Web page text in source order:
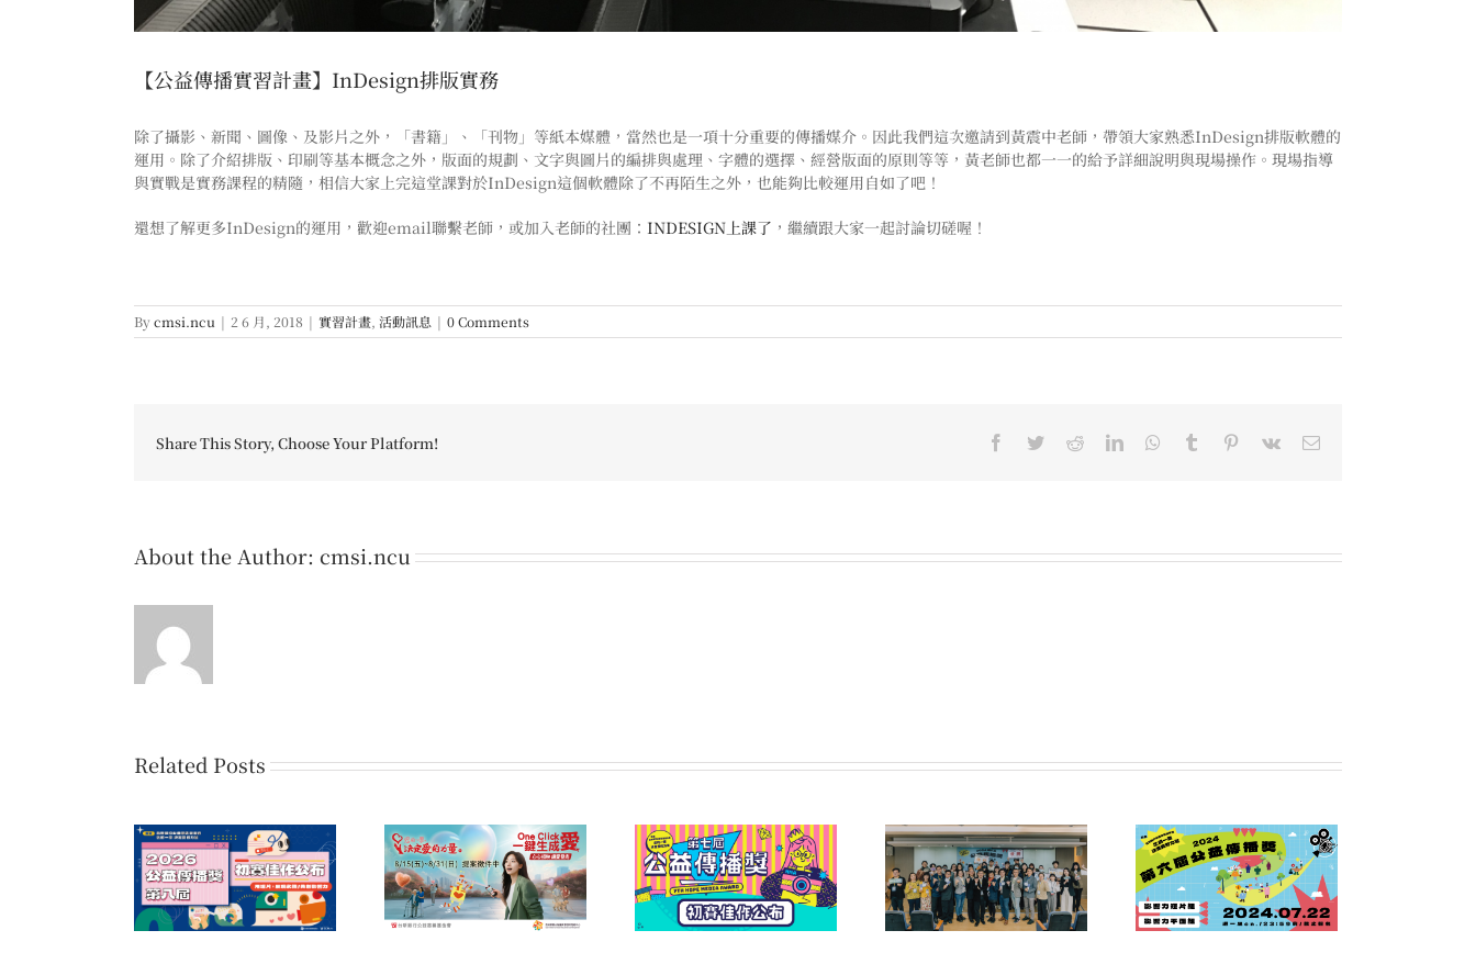
【公益傳播實習計畫】InDesign排版實務
除了攝影、新聞、圖像、及影片之外，「書籍」、「刊物」等紙本媒體，當然也是一項十分重要的傳播媒介。因此我們這次邀請到黃震中老師，帶領大家熟悉InDesign排版軟體的
運用。除了介紹排版、印刷等基本概念之外，版面的規劃、文字與圖片的編排與處理、字體的選擇、經營版面的原則等等，黃老師也都一一的給予詳細說明與現場操作。現場指導
與實戰是實務課程的精隨，相信大家上完這堂課對於InDesign這個軟體除了不再陌生之外，也能夠比較運用自如了吧！
還想了解更多InDesign的運用，歡迎email聯繫老師，或加入老師的社團： INDESIGN上課了 ，繼續跟大家一起討論切磋喔！
Bycmsi.ncu | 2 6 月, 2018 | 實習計畫, 活動訊息 | 0 Comments
Share This Story, Choose Your Platform! Facebook
TwitterRedditLinkedInWhatsApp
Tumblr Pinterest
Vk Email
About the Author: cmsi.ncu
Related Posts
第16屆「您的一票，決定
愛的力量」公益傳播領域
提案開放公告
第七屆公益傳播獎 初賽
佳作名單公告
第六屆公益傳播獎頒獎典
禮暨午宴圓滿落幕
2024「第六屆公益傳播
獎」｜現正報名中！